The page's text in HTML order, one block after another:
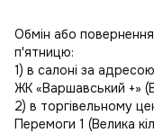
Обмін або
п'ятницю:
1) в салоні за
ЖК «Варшавський +»
2) в торгівельному
Перемоги 1 (Велика